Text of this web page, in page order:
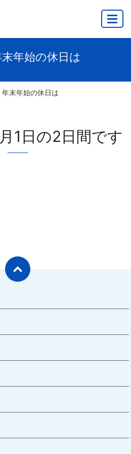
MENU
年始の休日は
年末年始の休日は
1日の2日間です